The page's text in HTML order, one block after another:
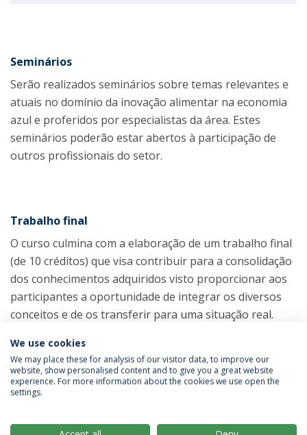
Seminários
Serão realizados seminários sobre temas relevantes e
atuais no domínio da inovação alimentar na economia
azul e proferidos por especialistas da área. Estes
seminários poderão estar abertos à participação de
outros profissionais do setor.
Trabalho final
O curso culmina com a elaboração de um trabalho final
(de 10 créditos) que visa contribuir para a consolidação
dos conhecimentos adquiridos visto proporcionar aos
participantes a oportunidade de integrar os diversos
conceitos e de os transferir para uma situação real.
Privacy Policy
We use cookies
We may place these for analysis of our visitor data, to improve our
website, show personalised content and to give you a great website
experience. For more information about the cookies we use open the
settings.